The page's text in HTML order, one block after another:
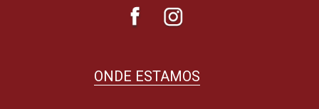
ONDE ESTAMOS